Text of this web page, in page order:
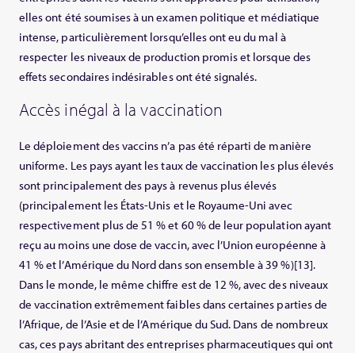
elles ont été soumises à un examen politique et médiatique
intense, particulièrement lorsqu’elles ont eu du mal à
respecter les niveaux de production promis et lorsque des
effets secondaires indésirables ont été signalés.
Accès inégal à la vaccination
Le déploiement des vaccins n’a pas été réparti de manière
uniforme. Les pays ayant les taux de vaccination les plus élevés
sont principalement des pays à revenus plus élevés
(principalement les États-Unis et le Royaume-Uni avec
respectivement plus de 51 % et 60 % de leur population ayant
reçu au moins une dose de vaccin, avec l’Union européenne à
41 % et l’Amérique du Nord dans son ensemble à 39 %)[13].
Dans le monde, le même chiffre est de 12 %, avec des niveaux
de vaccination extrêmement faibles dans certaines parties de
l’Afrique, de l’Asie et de l’Amérique du Sud. Dans de nombreux
cas, ces pays abritant des entreprises pharmaceutiques qui ont